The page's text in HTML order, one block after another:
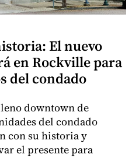
El nuevo
en Rockville para
del condado
downtown de
del condado
con su historia y
el presente para